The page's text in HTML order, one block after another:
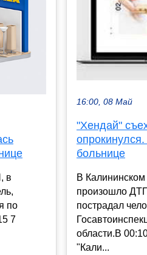
в
по
7
16:00, 08 Май
"Хендай"
больнице
В
произошло
пострадал
области.В
"Кали...